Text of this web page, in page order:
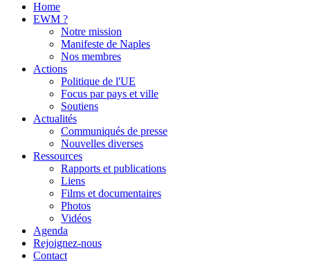
Home
EWM ?
Notre mission
Manifeste de Naples
Nos membres
Actions
Politique de l'UE
Focus par pays et ville
Soutiens
Actualités
Communiqués de presse
Nouvelles diverses
Ressources
Rapports et publications
Liens
Films et documentaires
Photos
Vidéos
Agenda
Rejoignez-nous
Contact